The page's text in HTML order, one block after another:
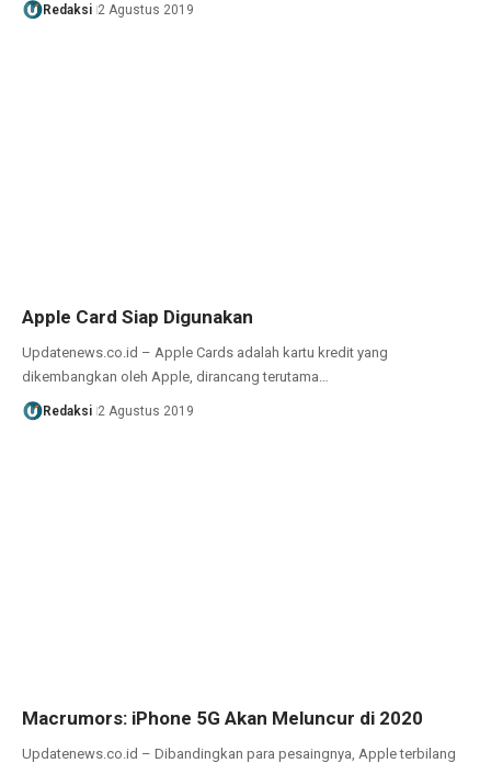
Redaksi 2 Agustus 2019
Apple Card Siap Digunakan
Updatenews.co.id – Apple Cards adalah kartu kredit yang
dikembangkan oleh Apple, dirancang terutama…
Redaksi 2 Agustus 2019
Macrumors: iPhone 5G Akan Meluncur di 2020
Updatenews.co.id – Dibandingkan para pesaingnya, Apple terbilang